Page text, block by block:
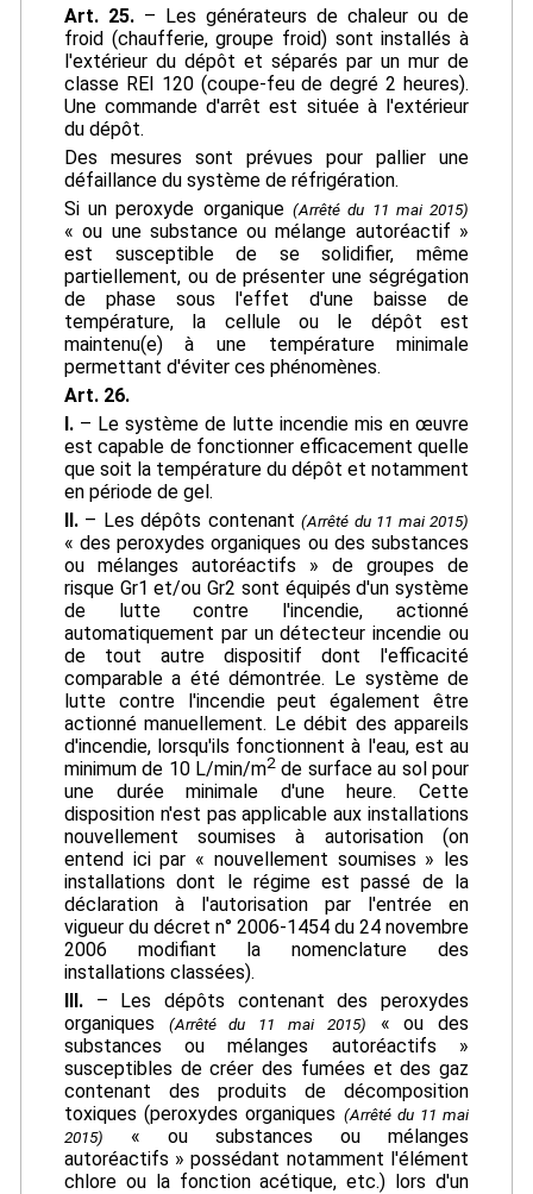
Art. 25.– Les générateurs de chaleur ou de
froid (chaufferie, groupe froid) sont installés à
l'extérieur du dépôt et séparés par un mur de
classe REI 120 (coupe-feu de degré 2 heures).
Une commande d'arrêt est située à l'extérieur
du dépôt.
Des mesures sont prévues pour pallier une
défaillance du système de réfrigération.
Si un peroxyde organique (Arrêté du 11 mai 2015)
« ou une substance ou mélange autoréactif »
est susceptible de se solidifier, même
partiellement, ou de présenter une ségrégation
de phase sous l'effet d'une baisse de
température, la cellule ou le dépôt est
maintenu(e) à une température minimale
permettant d'éviter ces phénomènes.
Art. 26.
I.– Le système de lutte incendie mis en œuvre
est capable de fonctionner efficacement quelle
que soit la température du dépôt et notamment
en période de gel.
II.– Les dépôts contenant(Arrêté du 11 mai 2015)
« des peroxydes organiques ou des substances
ou mélanges autoréactifs » de groupes de
risque Gr1 et/ou Gr2 sont équipés d'un système
de lutte contre l'incendie, actionné
automatiquement par un détecteur incendie ou
de tout autre dispositif dont l'efficacité
comparable a été démontrée. Le système de
lutte contre l'incendie peut également être
actionné manuellement. Le débit des appareils
d'incendie, lorsqu'ils fonctionnent à l'eau, est au
minimum de 10 L/min/m2de surface au sol pour
une durée minimale d'une heure. Cette
disposition n'est pas applicable aux installations
nouvellement soumises à autorisation (on
entend ici par « nouvellement soumises » les
installations dont le régime est passé de la
déclaration à l'autorisation par l'entrée en
vigueur du décret n° 2006-1454 du 24 novembre
2006 modifiant la nomenclature des
installations classées).
III.– Les dépôts contenant des peroxydes
organiques
(Arrêté du 11 mai 2015)
« ou des
substances ou mélanges autoréactifs »
susceptibles de créer des fumées et des gaz
contenant des produits de décomposition
toxiques (peroxydes organiques (Arrêté du 11 mai
2015)
« ou substances ou mélanges
autoréactifs » possédant notamment l'élément
chlore ou la fonction acétique, etc.) lors d'un